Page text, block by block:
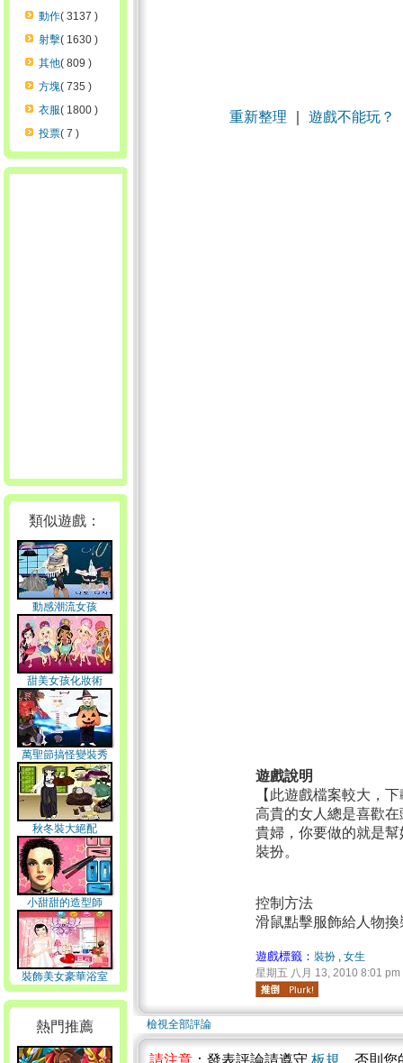
動作( 3137 )
射擊( 1630 )
其他( 809 )
方塊( 735 )
衣服( 1800 )
投票( 7 )
類似遊戲：
動感潮流女孩
甜美女孩化妝術
萬聖節搞怪變裝秀
秋冬裝大絕配
小甜甜的造型師
裝飾美女豪華浴室
熱門推薦
重新整理 遊戲不能玩？
遊戲說明
【此遊戲檔案較大，
高貴的女人總是喜歡
貴婦，你要做的就是
裝扮。
控制方法
滑鼠點擊服飾給人物換
遊戲標籤： 裝扮 , 女生
星期五 八月 13, 2010 8:01 pm
檢視全部評論
請注意 ：發表評論請遵守 板規 ，否則